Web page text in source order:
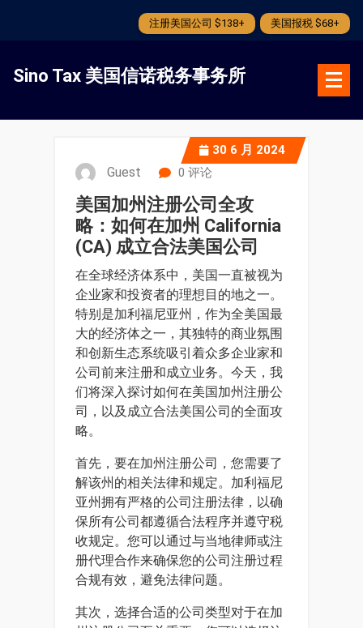
注册美国公司 $138+ 美国报税 $68+
Sino Tax 美国信诺税务事务所
30 6 月 2024
Guest 0 评论
美国加州注册公司全攻
略：如何在加州 California
(CA) 成立合法美国公司
在全球经济体系中，美国一直被视为
企业家和投资者的理想目的地之一。
特别是加利福尼亚州，作为全美国最
大的经济体之一，其独特的商业氛围
和创新生态系统吸引着众多企业家和
公司前来注册和成立业务。今天，我
们将深入探讨如何在美国加州注册公
司，以及成立合法美国公司的全面攻
略。
首先，要在加州注册公司，您需要了
解该州的相关法律和规定。加利福尼
亚州拥有严格的公司注册法律，以确
保所有公司都遵循合法程序并遵守税
收规定。您可以通过与当地律师或注
册代理合作来确保您的公司注册过程
合规有效，避免法律问题。
其次，选择合适的公司类型对于在加